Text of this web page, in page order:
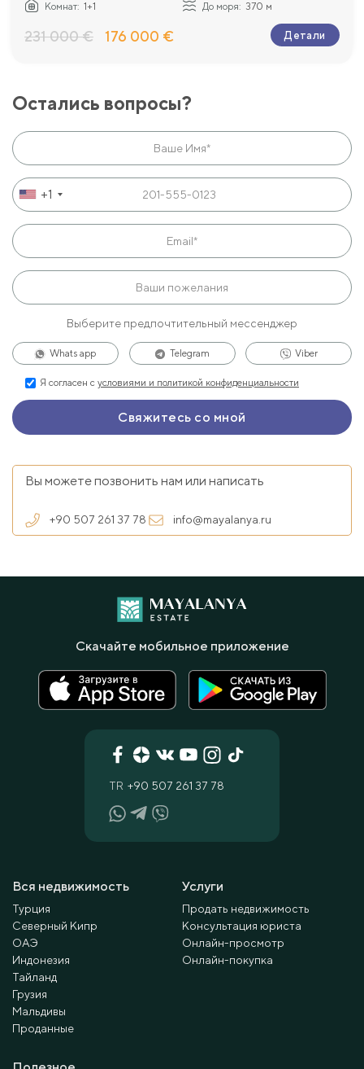
Комнат: 1+1 До моря: 370 м
231 000 € 176 000 € Детали
Остались вопросы?
+1
Выберите предпочтительный мессенджер
Whats app Telegram Viber
Я согласен с условиями и политикой конфиденциальности
Вы можете позвонить нам или написать
+90 507 261 37 78 info@mayalanya.ru
Вся недвижимость
Турция
Северный Кипр
ОАЭ
Индонезия
Тайланд
Грузия
Мальдивы
Проданные
Услуги
Продать недвижимость
Консультация юриста
Онлайн-просмотр
Онлайн-покупка
TR +90 507 261 37 78
Скачайте мобильное приложение